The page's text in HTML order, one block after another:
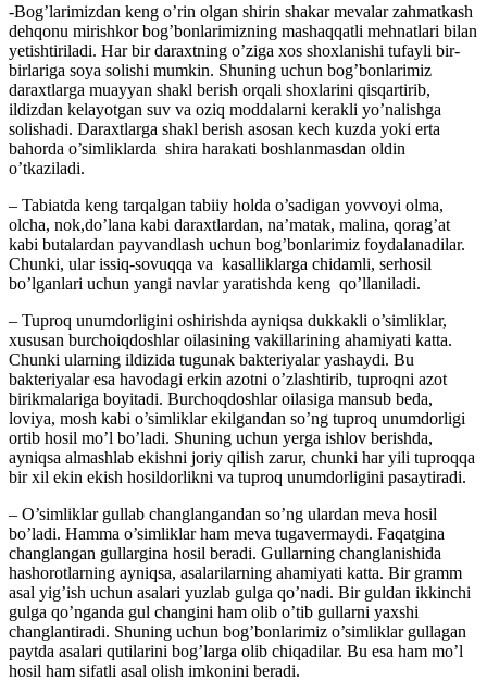
-Bog’larimizdan keng o’rin olgan shirin shakar mevalar zahmatkash
dehqonu mirishkor bog’bonlarimizning mashaqqatli mehnatlari bilan
yetishtiriladi. Har bir daraxtning o’ziga xos shoxlanishi tufayli bir-
birlariga soya solishi mumkin. Shuning uchun bog’bonlarimiz
daraxtlarga muayyan shakl berish orqali shoxlarini qisqartirib,
ildizdan kelayotgan suv va oziq moddalarni kerakli yo’nalishga
solishadi. Daraxtlarga shakl berish asosan kech kuzda yoki erta
bahorda o’simliklarda shira harakati boshlanmasdan oldin
o’tkaziladi.
– Tabiatda keng tarqalgan tabiiy holda o’sadigan yovvoyi olma,
olcha, nok,do’lana kabi daraxtlardan, na’matak, malina, qorag’at
kabi butalardan payvandlash uchun bog’bonlarimiz foydalanadilar.
Chunki, ular issiq-sovuqqa va kasalliklarga chidamli, serhosil
bo’lganlari uchun yangi navlar yaratishda keng qo’llaniladi.
– Tuproq unumdorligini oshirishda ayniqsa dukkakli o’simliklar,
xususan burchoiqdoshlar oilasining vakillarining ahamiyati katta.
Chunki ularning ildizida tugunak bakteriyalar yashaydi. Bu
bakteriyalar esa havodagi erkin azotni o’zlashtirib, tuproqni azot
birikmalariga boyitadi. Burchoqdoshlar oilasiga mansub beda,
loviya, mosh kabi o’simliklar ekilgandan so’ng tuproq unumdorligi
ortib hosil mo’l bo’ladi. Shuning uchun yerga ishlov berishda,
ayniqsa almashlab ekishni joriy qilish zarur, chunki har yili tuproqqa
bir xil ekin ekish hosildorlikni va tuproq unumdorligini pasaytiradi.
– O’simliklar gullab changlangandan so’ng ulardan meva hosil
bo’ladi. Hamma o’simliklar ham meva tugavermaydi. Faqatgina
changlangan gullargina hosil beradi. Gullarning changlanishida
hashorotlarning ayniqsa, asalarilarning ahamiyati katta. Bir gramm
asal yig’ish uchun asalari yuzlab gulga qo’nadi. Bir guldan ikkinchi
gulga qo’nganda gul changini ham olib o’tib gullarni yaxshi
changlantiradi. Shuning uchun bog’bonlarimiz o’simliklar gullagan
paytda asalari qutilarini bog’larga olib chiqadilar. Bu esa ham mo’l
hosil ham sifatli asal olish imkonini beradi.